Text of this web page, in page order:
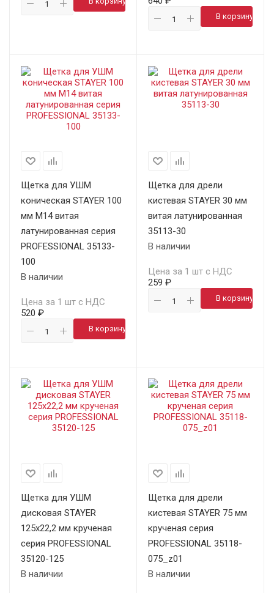
В корзину
Щетка для УШМ
коническая STAYER 100
мм М14 витая
латунированная серия
PROFESSIONAL 35133-
100
В наличии
Цена за 1 шт с НДС
520 ₽
В корзину
Щетка для дрели
кистевая STAYER 30 мм
витая латунированная
35113-30
В наличии
Цена за 1 шт с НДС
259 ₽
В корзину
Щетка для УШМ
дисковая STAYER
125х22,2 мм крученая
серия PROFESSIONAL
35120-125
В наличии
Щетка для дрели
кистевая STAYER 75 мм
крученая серия
PROFESSIONAL 35118-
075_z01
В наличии